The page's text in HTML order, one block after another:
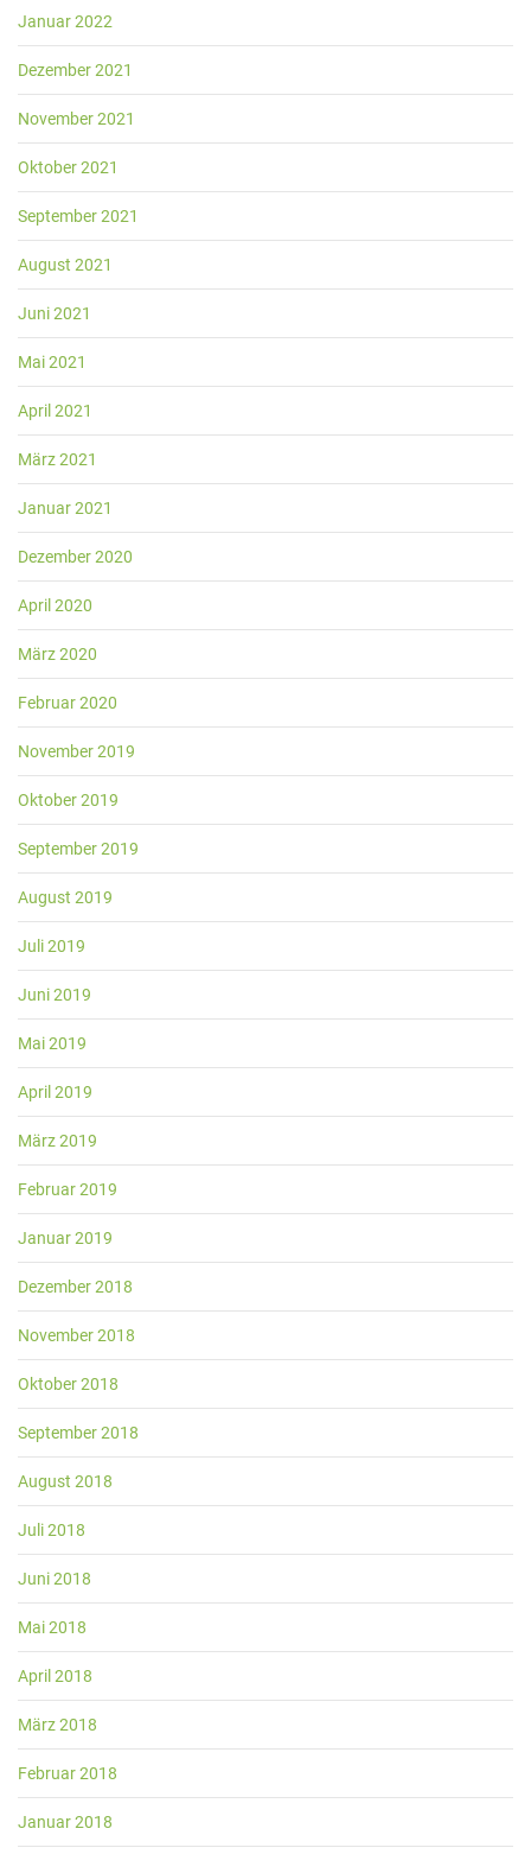
Januar 2022
Dezember 2021
November 2021
Oktober 2021
September 2021
August 2021
Juni 2021
Mai 2021
April 2021
März 2021
Januar 2021
Dezember 2020
April 2020
März 2020
Februar 2020
November 2019
Oktober 2019
September 2019
August 2019
Juli 2019
Juni 2019
Mai 2019
April 2019
März 2019
Februar 2019
Januar 2019
Dezember 2018
November 2018
Oktober 2018
September 2018
August 2018
Juli 2018
Juni 2018
Mai 2018
April 2018
März 2018
Februar 2018
Januar 2018